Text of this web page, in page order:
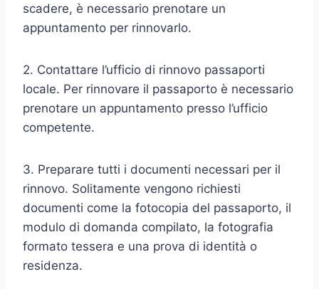
scadere, è necessario prenotare un
appuntamento per rinnovarlo.
2. Contattare l’ufficio di rinnovo passaporti
locale. Per rinnovare il passaporto è necessario
prenotare un appuntamento presso l’ufficio
competente.
3. Preparare tutti i documenti necessari per il
rinnovo. Solitamente vengono richiesti
documenti come la fotocopia del passaporto, il
modulo di domanda compilato, la fotografia
formato tessera e una prova di identità o
residenza.